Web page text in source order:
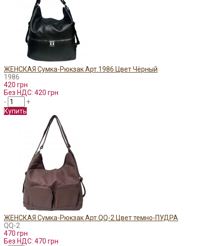
ЖЕНСКАЯ Сумка-Рюкзак Арт.1986 Цвет Чёрный
1986
420 грн
Без НДС: 420 грн
-
+
Купить
ЖЕНСКАЯ Сумка-Рюкзак Арт.QQ-2 Цвет темно-ПУДРА
QQ-2
470 грн
Без НДС: 470 грн